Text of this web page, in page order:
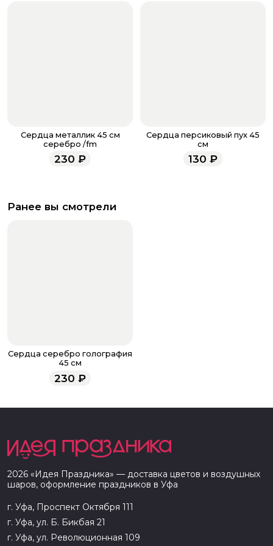
Сердца металлик 45 см
серебро /fm
230 ₽
Сердца персиковый пух 45
см
130 ₽
Ранее вы смотрели
Сердца серебро голография
45 см
230 ₽
2026 «Идея Праздника» — доставка цветов и воздушных
шаров, оформление праздников в Уфа
г. Уфа, Проспект Октября 111
г. Уфа, ул. Б. Бикбая 21
г. Уфа, ул. Революционная 109